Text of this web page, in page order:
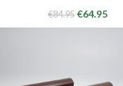
€84.95 €64.95